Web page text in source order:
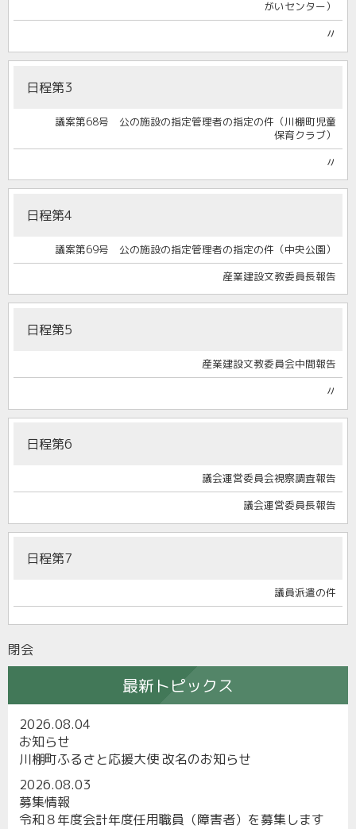
がいセンター）
〃
日程第3
議案第68号 公の施設の指定管理者の指定の件（川棚町児童
保育クラブ）
〃
日程第4
議案第69号 公の施設の指定管理者の指定の件（中央公園）
産業建設文教委員長報告
日程第5
産業建設文教委員会中間報告
〃
日程第6
議会運営委員会視察調査報告
議会運営委員長報告
日程第7
議員派遣の件
閉会
最新トピックス
2026.08.04
お知らせ
川棚町ふるさと応援大使 改名のお知らせ
2026.08.03
募集情報
令和８年度会計年度任用職員（障害者）を募集します